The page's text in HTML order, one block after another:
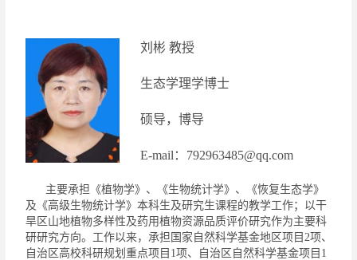
刘彬 教授
生态学理学博士
硕导，博导
E-mail ： 792963485@qq.com
主要承担《植物学》、《生物统计学》、《恢复生态学》
及《高级生物统计学》本科生及研究生课程的教学工作；以干
旱区山地植物多样性及药用植物资源品质评价研究作为主要科
研研究方向。工作以来，承担国家自然科学基金地区项目 2项、
自治区高校科研规划重点项目 1项、自治区自然科学基金项目 1